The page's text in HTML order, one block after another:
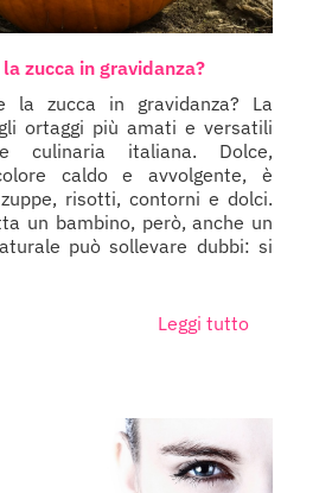
zucca in gravidanza?
la zucca in gravidanza? La
ortaggi più amati e versatili
culinaria italiana. Dolce,
caldo e avvolgente, è
risotti, contorni e dolci.
un bambino, però, anche un
può sollevare dubbi: si
Leggi tutto